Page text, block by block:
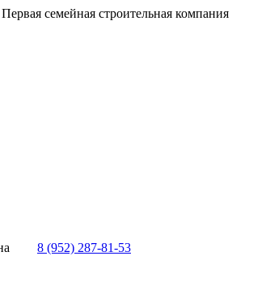
Первая семейная строительная компания
8 (952) 287-81-53